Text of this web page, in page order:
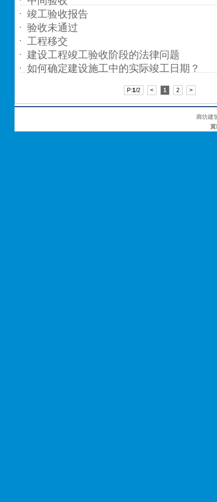
竣工验收报告
验收未通过
工程移交
建设工程竣工验收阶段的法律问题
如何确定建设施工中的实际竣工日期？
P:1/2 < 1 2 >
廊坊建
冀